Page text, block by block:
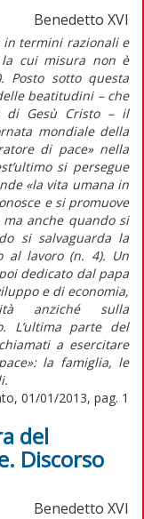
Benedetto XVI
in termini razionali e
cui misura non è
Posto sotto questa
beatitudini – che
di Gesù Cristo – il
mondiale della
di pace» nella
si persegue
«la vita umana in
e si promuove
anche quando si
si salvaguarda la
al lavoro (n. 4). Un
dedicato dal papa
e di economia,
anziché sulla
L’ultima parte del
a esercitare
la famiglia, le
01/01/2013, pag. 1
del
Discorso
Benedetto XVI